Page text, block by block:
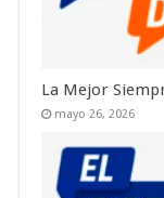
La Mejor
mayo 26, 2026